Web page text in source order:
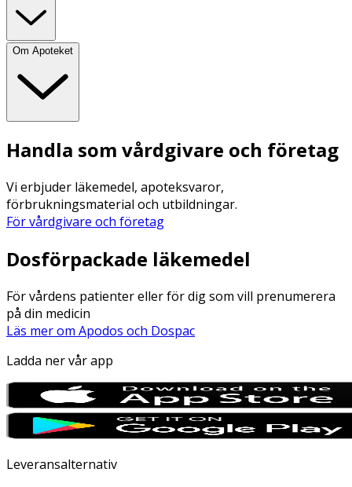
Om Apoteket
Handla som vårdgivare och företag
Vi erbjuder läkemedel, apoteksvaror,
förbrukningsmaterial och utbildningar.
För vårdgivare och företag
Dosförpackade läkemedel
För vårdens patienter eller för dig som vill prenumerera
på din medicin
Läs mer om Apodos och Dospac
Ladda ner vår app
Leveransalternativ